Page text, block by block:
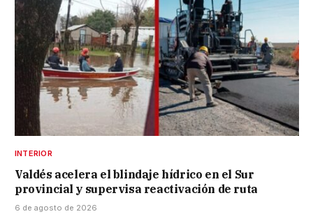
INTERIOR
Valdés acelera el blindaje hídrico en el Sur
provincial y supervisa reactivación de ruta
6 de agosto de 2026